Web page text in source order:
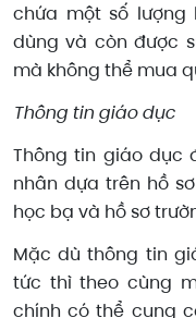
chứa một số lượng
dùng và còn được
mà không thể mua
Thông tin giáo dục
Thông tin giáo dục
nhân dựa trên hồ
học bạ và hồ sơ
Mặc dù thông tin
tức thì theo cùng
chính có thể cung